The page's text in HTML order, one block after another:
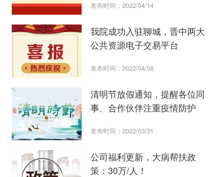
发布时间：2022/04/14
​我院成功入驻聊城，晋中两大
公共资源电子交易平台
发布时间：2022/04/08
清明节放假通知，提醒各位同
事、合作伙伴注重疫情防护
发布时间：2022/03/31
公司福利更新，大病帮扶政
策：30万/人！